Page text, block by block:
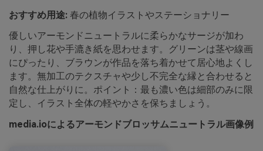
おすすめ用途: 春の植物イラストやステーショナリー
優しいアーモンドニュートラルに柔らかなサージが加わ
り、押し花や手漉き紙を思わせます。グリーンは茎や線画
にぴったり、ブラウンが作品を落ち着かせて居心地よくし
ます。無加工のテクスチャや少し不完全な縁と合わせると
自然な仕上がりに。ポイント：最も濃い色は細部のみに限
定し、イラスト全体の軽やかさを保ちましょう。
media.ioによるアーモンドブロッサムニュートラル画像例